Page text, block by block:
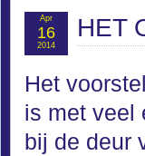
HET
Apr
16
2014
Het
is met veel
bij de deur